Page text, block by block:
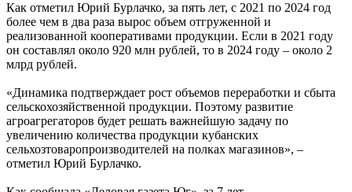
Как отметил Юрий Бурлачко, за пять лет, с 2021 по 2024 год
более чем в два раза вырос объем отгруженной и
реализованной кооперативами продукции. Если в 2021 году
он составлял около 920 млн рублей, то в 2024 году – около 2
млрд рублей.
«Динамика подтверждает рост объемов переработки и сбыта
сельскохозяйственной продукции. Поэтому развитие
агроагрегаторов будет решать важнейшую задачу по
увеличению количества продукции кубанских
сельхозтоваропроизводителей на полках магазинов», –
отметил Юрий Бурлачко.